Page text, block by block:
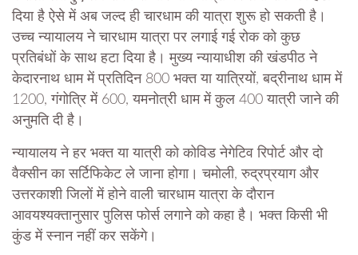
दिया है ऐसे में अब जल्द ही चारधाम की यात्रा शुरू हो सकती है।
उच्च न्यायालय ने चारधाम यात्रा पर लगाई गई रोक को कुछ
प्रतिबंधों के साथ हटा दिया है। मुख्य न्यायाधीश की खंडपीठ ने
केदारनाथ धाम में प्रतिदिन 800 भक्त या यात्रियों, बद्रीनाथ धाम में
1200, गंगोत्रि में 600, यमनोत्री धाम में कुल 400 यात्री जाने की
अनुमति दी है।
न्यायालय ने हर भक्त या यात्री को कोविड नेगेटिव रिपोर्ट और दो
वैक्सीन का सर्टिफिकेट ले जाना होगा। चमोली, रुद्रप्रयाग और
उत्तरकाशी जिलों में होने वाली चारधाम यात्रा के दौरान
आवयश्यक्तानुसार पुलिस फोर्स लगाने को कहा है। भक्त किसी भी
कुंड में स्नान नहीं कर सकेंगे।